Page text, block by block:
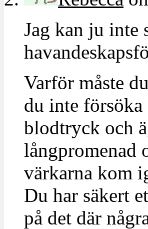
Jag kan ju inte
Varför måste
du inte
blodtryck och
långpromenad
värkarna kom
Du har säkert
på det där